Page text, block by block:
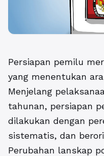
Persiapan pemilu
yang menentukan
Menjelang
tahunan, persiapan
dilakukan dengan
sistematis, dan
Perubahan lanskap